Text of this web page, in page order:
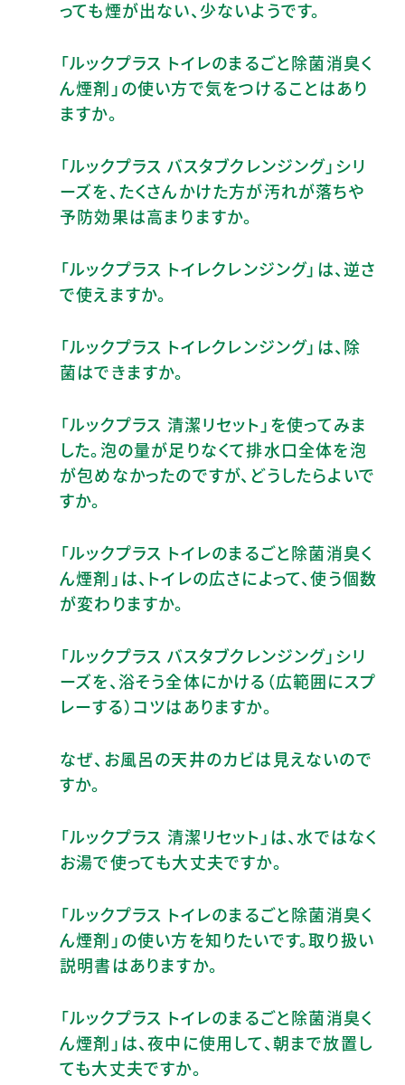
っても煙が出ない、少ないようです。
「ルックプラス トイレのまるごと除菌消臭く
ん煙剤」の使い方で気をつけることはあり
ますか。
「ルックプラス バスタブクレンジング」シリ
ーズを、たくさんかけた方が汚れが落ちや
予防効果は高まりますか。
「ルックプラス トイレクレンジング」は、逆さ
で使えますか。
「ルックプラス トイレクレンジング」は、除
菌はできますか。
「ルックプラス 清潔リセット」を使ってみま
した。泡の量が足りなくて排水口全体を泡
が包めなかったのですが、どうしたらよいで
すか。
「ルックプラス トイレのまるごと除菌消臭く
ん煙剤」は、トイレの広さによって、使う個数
が変わりますか。
「ルックプラス バスタブクレンジング」シリ
ーズを、浴そう全体にかける（広範囲にスプ
レーする）コツはありますか。
なぜ、お風呂の天井のカビは見えないので
すか。
「ルックプラス 清潔リセット」は、水ではなく
お湯で使っても大丈夫ですか。
「ルックプラス トイレのまるごと除菌消臭く
ん煙剤」の使い方を知りたいです。取り扱い
説明書はありますか。
「ルックプラス トイレのまるごと除菌消臭く
ん煙剤」は、夜中に使用して、朝まで放置し
ても大丈夫ですか。